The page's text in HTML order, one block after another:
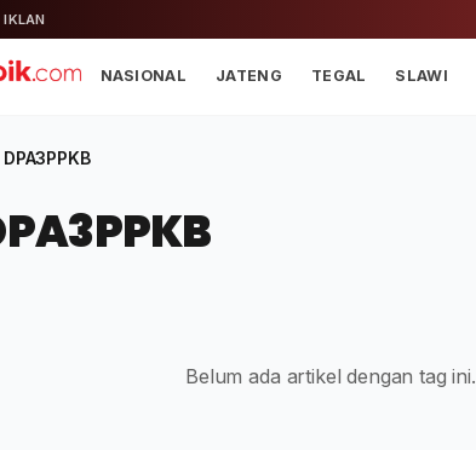
IKLAN
NASIONAL JATENG TEGAL SLAWI
Belum ada artikel dengan tag ini.